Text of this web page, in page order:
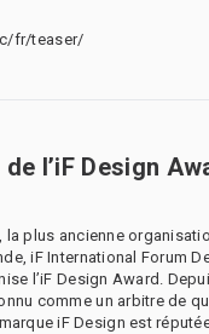
fr/teaser/
l’iF Design
la plus ancienne
iF International Forum
l’iF Design Award.
comme un arbitre de
iF Design est